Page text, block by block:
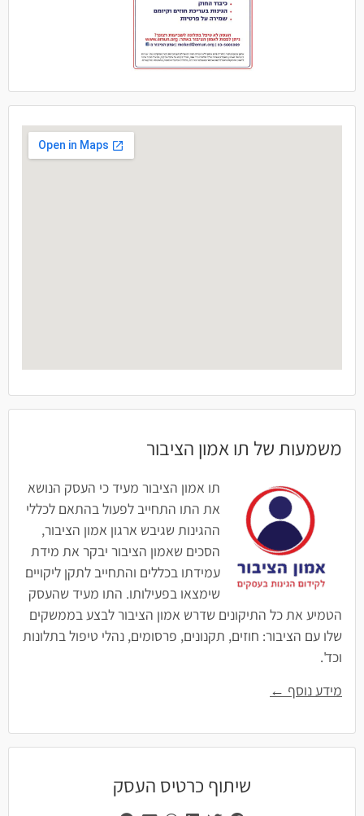
משמעות של תו אמון הציבור
תו אמון הציבור מעיד כי העסק הנושא
את התו התחייב לפעול בהתאם לכללי
ההגינות שגיבש ארגון אמון הציבור,
הסכים שאמון הציבור יבקר את מידת
עמידתו בכללים והתחייב לתקן ליקויים
שימצאו בפעילותו. התו מעיד שהעסק
הטמיע את כל התיקונים שדרש אמון הציבור לבצע בממשקים
שלו עם הציבור: חוזים, תקנונים, פרסומים, נהלי טיפול בתלונות
וכד'.
מידע נוסף ←
שיתוף כרטיס העסק